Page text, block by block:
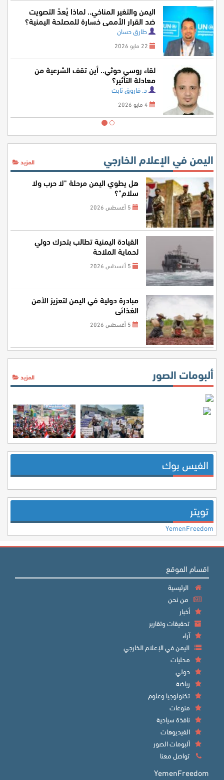
اليمن والتغير المناخي.. لماذا يُعدّ التصويت
ضد القرار الأممي خسارة للمصلحة اليمنية؟
طارق حسان
لقاء روسي حوثي.. أين تقف الشرعية من
معادلة التأثير؟
د. فاروق ثابت
اليمن في الإعلام الخارجي المزيد
هل يطوي اليمن مرحلة "لا حرب ولا
سلام"؟
القيادة اليمنية تطالب بتحرك دولي
لحماية الملاحة
مبادرة دولية في اليمن لتعزيز الأمن
الغذائي
ألبومات الصور المزيد
الفيس بوك
تويتر
YemenFreedom
اقسام الموقع
الرئيسية
من نحن
أخبار
تحقيقات وتقارير
آراء
اليمن في الإعلام الخارجي
محليات
دولي
رياضة
تكنولوجيا وعلوم
منوعات
نافذة سياحية
الفيديوهات
ألبومات الصور
تواصل معنا
YemenFreedom